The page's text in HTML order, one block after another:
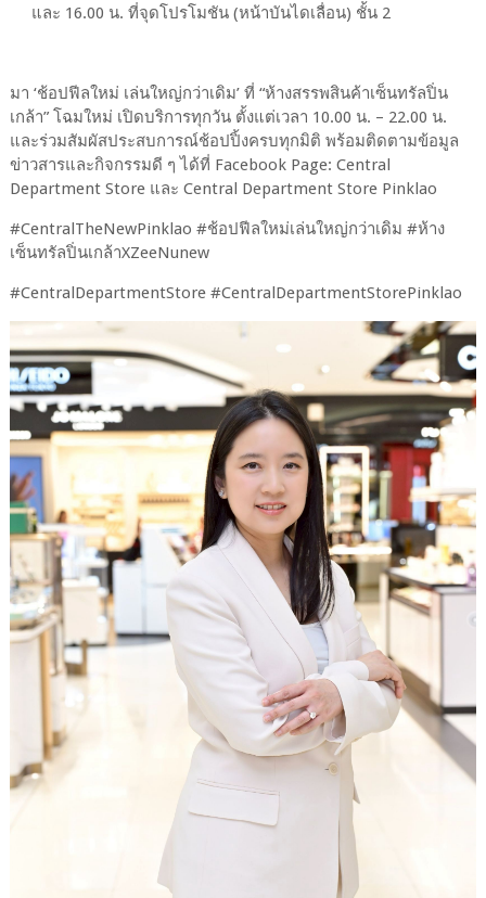
และ 16.00 น. ที่จุดโปรโมชัน (หน้าบันไดเลื่อน) ชั้น 2
มา ‘ช้อปฟีลใหม่ เล่นใหญ่กว่าเดิม’ ที่ “ห้างสรรพสินค้าเซ็นทรัลปิ่น
เกล้า” โฉมใหม่ เปิดบริการทุกวัน ตั้งแต่เวลา 10.00 น. – 22.00 น.
และร่วมสัมผัสประสบการณ์ช้อปปิ้งครบทุกมิติ พร้อมติดตามข้อมูล
ข่าวสารและกิจกรรมดี ๆ ได้ที่ Facebook Page: Central
Department Store และ Central Department Store Pinklao
#CentralTheNewPinklao #ช้อปฟีลใหม่เล่นใหญ่กว่าเดิม #ห้าง
เซ็นทรัลปิ่นเกล้าXZeeNunew
#CentralDepartmentStore #CentralDepartmentStorePinklao